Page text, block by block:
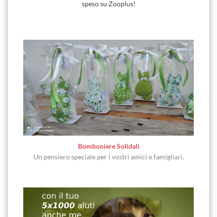
speso su Zooplus!
Bomboniere Solidali
Un pensiero speciale per i vostri amici e famigliari.